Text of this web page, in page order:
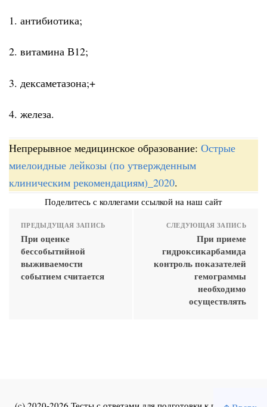
1. антибиотика;
2. витамина В12;
3. дексаметазона;+
4. железа.
Непрерывное медицинское образование: Острые
миелоидные лейкозы (по утвержденным
клиническим рекомендациям)_2020.
Поделитесь с коллегами ссылкой на наш сайт
ПРЕДЫДУЩАЯ ЗАПИСЬ
При оценке
бессобытийной
выживаемости
событием считается
СЛЕДУЮЩАЯ ЗАПИСЬ
При приеме
гидроксикарбамида
контроль показателей
гемограммы
необходимо
осуществлять